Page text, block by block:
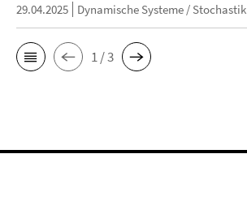
29.04.2025 Dynamische Systeme / Stochastik
1 / 3